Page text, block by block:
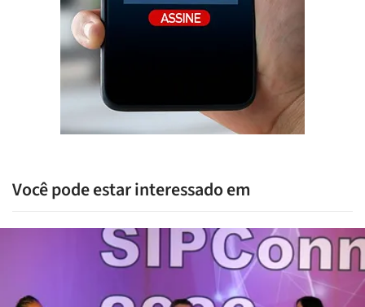
Você pode estar interessado em